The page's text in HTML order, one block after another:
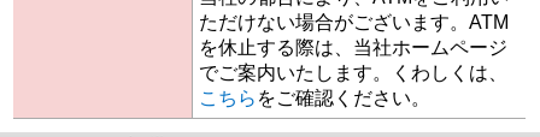
ただけない場合がございます。ATM
を休止する際は、当社ホームページ
でご案内いたします。くわしくは、
こちら をご確認ください。